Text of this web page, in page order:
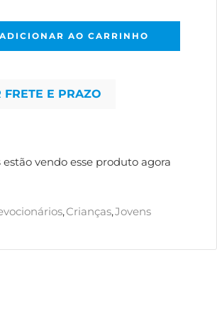
ADICIONAR AO CARRINHO
FRETE E PRAZO
estão vendo esse produto agora
,Crianças,Jovens